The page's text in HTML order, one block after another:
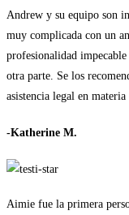
Andrew y su equipo son
muy complicada con un
profesionalidad
otra parte. Se los
asistencia legal en materia
-Katherine M.
Aimie fue la primera